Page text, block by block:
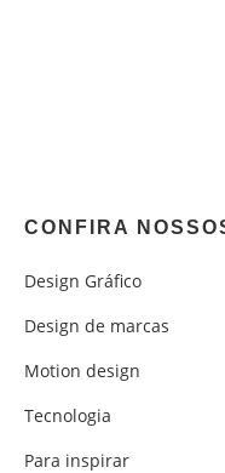
CONFIRA
Design Gráfico
Design de marcas
Motion design
Tecnologia
Para inspirar